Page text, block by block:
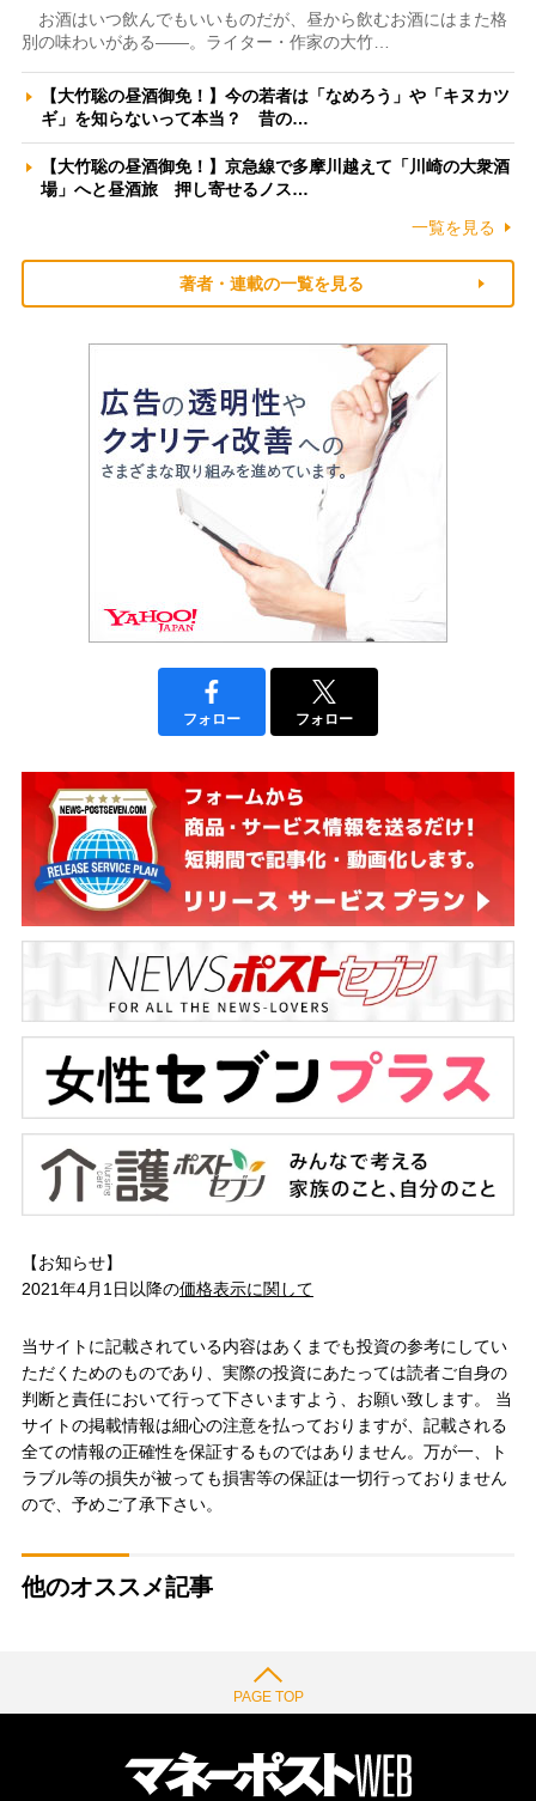
お酒はいつ飲んでもいいものだが、昼から飲むお酒にはまた格
別の味わいがある――。ライター・作家の大竹…
【大竹聡の昼酒御免！】今の若者は「なめろう」や「キヌカツ
ギ」を知らないって本当？ 昔の…
【大竹聡の昼酒御免！】京急線で多摩川越えて「川崎の大衆酒
場」へと昼酒旅 押し寄せるノス…
一覧を見る
著者・連載の一覧を見る
フォロー フォロー
【お知らせ】
2021年4月1日以降の価格表示に関して
当サイトに記載されている内容はあくまでも投資の参考にしてい
ただくためのものであり、実際の投資にあたっては読者ご自身の
判断と責任において行って下さいますよう、お願い致します。 当
サイトの掲載情報は細心の注意を払っておりますが、記載される
全ての情報の正確性を保証するものではありません。万が一、ト
ラブル等の損失が被っても損害等の保証は一切行っておりません
ので、予めご了承下さい。
他のオススメ記事
PAGE TOP